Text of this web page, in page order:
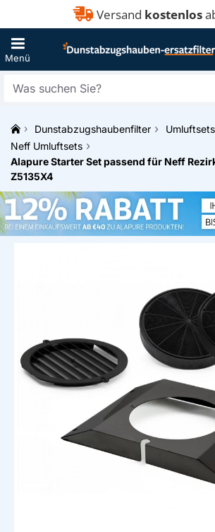
Versand kostenlos
Was
h
o
m
Dunstabzugshaubenfilter
Umluftsets
Neff Umluftsets
Alapure Starter Set passend für Neff
Z5135X4